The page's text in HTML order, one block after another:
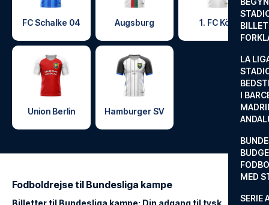
LA
I
MED
SERIE
FC Schalke 04 Augsburg 1. FC Köln
Union Berlin Hamburger SV
Fodboldrejse til Bundesliga kampe
Billetter til Bundesliga kampe: Din adgang til tysk